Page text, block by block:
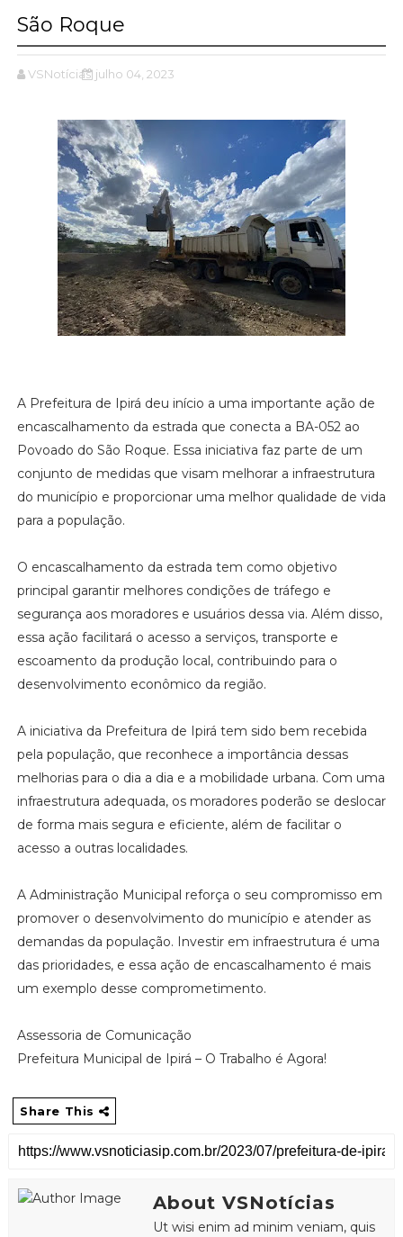
São Roque
VSNotícias julho 04, 2023
A Prefeitura de Ipirá deu início a uma importante ação de
encascalhamento da estrada que conecta a BA-052 ao
Povoado do São Roque. Essa iniciativa faz parte de um
conjunto de medidas que visam melhorar a infraestrutura
do município e proporcionar uma melhor qualidade de vida
para a população.
O encascalhamento da estrada tem como objetivo
principal garantir melhores condições de tráfego e
segurança aos moradores e usuários dessa via. Além disso,
essa ação facilitará o acesso a serviços, transporte e
escoamento da produção local, contribuindo para o
desenvolvimento econômico da região.
A iniciativa da Prefeitura de Ipirá tem sido bem recebida
pela população, que reconhece a importância dessas
melhorias para o dia a dia e a mobilidade urbana. Com uma
infraestrutura adequada, os moradores poderão se deslocar
de forma mais segura e eficiente, além de facilitar o
acesso a outras localidades.
A Administração Municipal reforça o seu compromisso em
promover o desenvolvimento do município e atender as
demandas da população. Investir em infraestrutura é uma
das prioridades, e essa ação de encascalhamento é mais
um exemplo desse comprometimento.
Assessoria de Comunicação
Prefeitura Municipal de Ipirá – O Trabalho é Agora!
Share This
About VSNotícias
Ut wisi enim ad minim veniam, quis